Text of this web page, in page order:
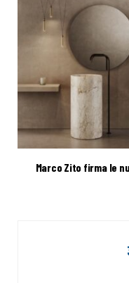
Marco Zito firma le